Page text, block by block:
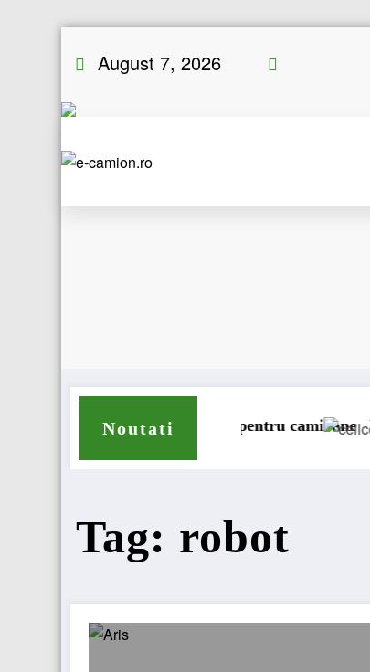
August 7, 2026
Noutati
gama de anvelope pentru camioane Lars
Tag: robot